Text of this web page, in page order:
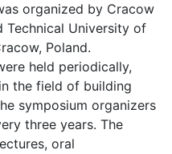
organized by Cracow
Technical University of
Poland.
held periodically,
the field of building
symposium organizers
three years. The
oral